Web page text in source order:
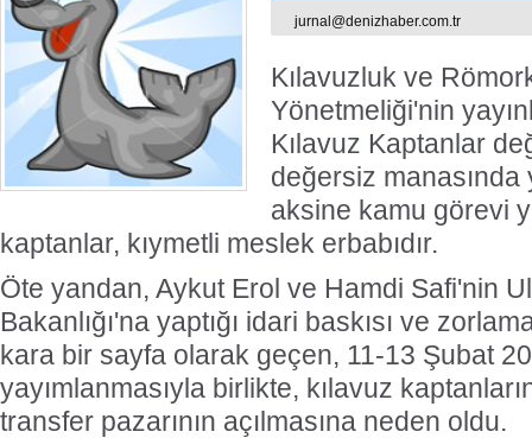
jurnal@denizhaber.com.tr
Kılavuzluk ve
Yönetmeliği'nin
Kılavuz Kaptanlar
değersiz
aksine kamu görevi
kaptanlar, kıymetli meslek erbabıdır.
Öte yandan, Aykut Erol ve Hamdi Safi'nin
Bakanlığı'na yaptığı idari baskısı ve
kara bir sayfa olarak geçen, 11-13 Şubat
yayımlanmasıyla birlikte, kılavuz
transfer pazarının açılmasına neden oldu.